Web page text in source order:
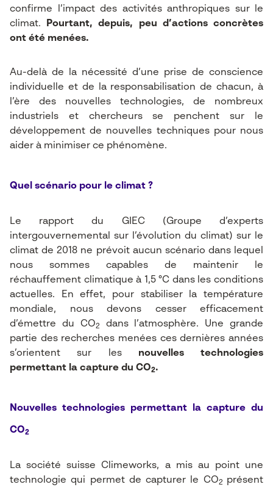
confirme l’impact des activités anthropiques sur le
climat.
Pourtant, depuis, peu d’actions concrètes
ont été menées.
Au-delà de la nécessité d’une prise de conscience
individuelle et de la responsabilisation de chacun, à
l’ère des nouvelles technologies, de nombreux
industriels et chercheurs se penchent sur le
développement de nouvelles techniques pour nous
aider à minimiser ce phénomène.
Quel scénario pour le climat ?
Le rapport du GIEC (Groupe d’experts
intergouvernemental sur l’évolution du climat) sur le
climat de 2018 ne prévoit aucun scénario dans lequel
nous sommes capables de maintenir le
réchauffement climatique à 1,5 °C dans les conditions
actuelles. En effet, pour stabiliser la température
mondiale, nous devons cesser efficacement
d’émettre du CO2
dans l’atmosphère. Une grande
partie des recherches menées ces dernières années
s’orientent sur les nouvelles technologies
permettant la capture du CO2.
Nouvelles technologies permettant la capture du
CO2
La société suisseClimeworks, a mis au point une
technologie qui permet de capturer le CO2 présent